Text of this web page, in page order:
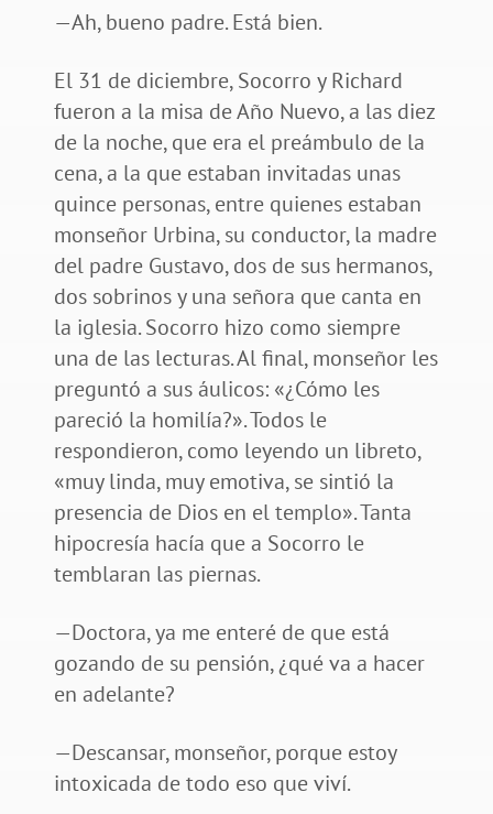
—Ah, bueno padre. Está bien.
El 31 de diciembre, Socorro y Richard
fueron a la misa de Año Nuevo, a las diez
de la noche, que era el preámbulo de la
cena, a la que estaban invitadas unas
quince personas, entre quienes estaban
monseñor Urbina, su conductor, la madre
del padre Gustavo, dos de sus hermanos,
dos sobrinos y una señora que canta en
la iglesia. Socorro hizo como siempre
una de las lecturas. Al final, monseñor les
preguntó a sus áulicos: «¿Cómo les
pareció la homilía?». Todos le
respondieron, como leyendo un libreto,
«muy linda, muy emotiva, se sintió la
presencia de Dios en el templo». Tanta
hipocresía hacía que a Socorro le
temblaran las piernas.
—Doctora, ya me enteré de que está
gozando de su pensión, ¿qué va a hacer
en adelante?
—Descansar, monseñor, porque estoy
intoxicada de todo eso que viví.